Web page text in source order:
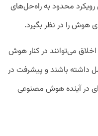
محدود به راه‌حل‌های
هوش را در نظر بگیرد.
می‌توانند در کنار هوش
داشته باشند و پیشرفت در
در آینده هوش مصنوعی